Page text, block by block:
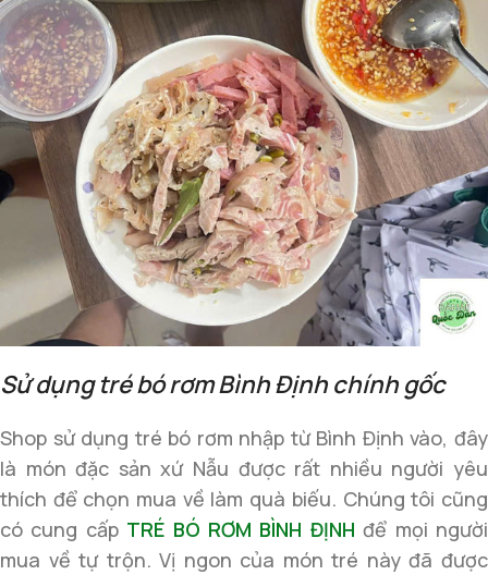
Sử dụng tré bó rơm Bình Định chính gốc
Shop sử dụng tré bó rơm nhập từ Bình Định vào, đây
là món đặc sản xứ Nẫu được rất nhiều người yêu
thích để chọn mua về làm quà biếu. Chúng tôi cũng
có cung cấp TRÉ BÓ RƠM BÌNH ĐỊNH để mọi người
mua về tự trộn. Vị ngon của món tré này đã được